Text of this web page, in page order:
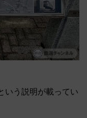
いう説明が載ってい